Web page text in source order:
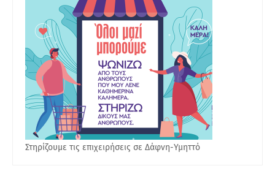
Στηρίζουμε τις επιχειρήσεις σε Δάφνη-Υμηττό